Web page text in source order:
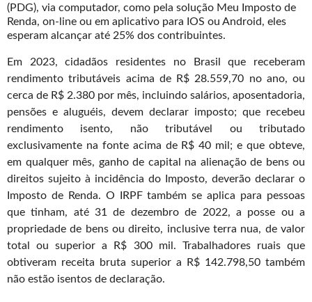
(PDG), via computador, como pela solução Meu Imposto de
Renda, on-line ou em aplicativo para IOS ou Android, eles
esperam alcançar até 25% dos contribuintes.
Em 2023, cidadãos residentes no Brasil que receberam
rendimento tributáveis acima de R$ 28.559,70 no ano, ou
cerca de R$ 2.380 por mês, incluindo salários, aposentadoria,
pensões e aluguéis, devem declarar imposto; que recebeu
rendimento isento, não tributável ou tributado
exclusivamente na fonte acima de R$ 40 mil; e que obteve,
em qualquer mês, ganho de capital na alienação de bens ou
direitos sujeito à incidência do Imposto, deverão declarar o
Imposto de Renda. O IRPF também se aplica para pessoas
que tinham, até 31 de dezembro de 2022, a posse ou a
propriedade de bens ou direito, inclusive terra nua, de valor
total ou superior a R$ 300 mil. Trabalhadores ruais que
obtiveram receita bruta superior a R$ 142.798,50 também
não estão isentos de declaração.